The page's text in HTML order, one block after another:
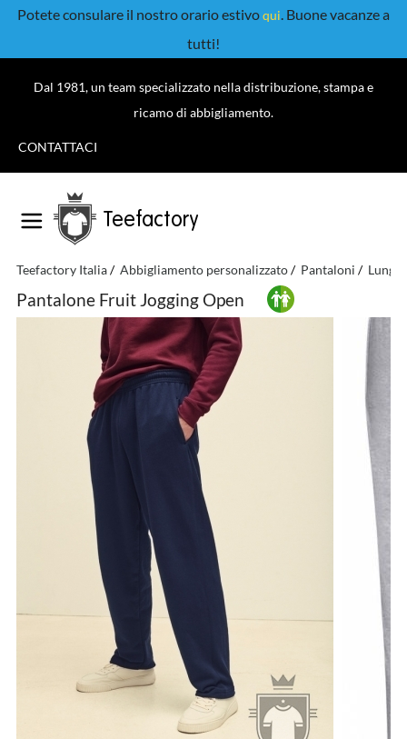
Potete consulare il nostro orario estivoqui. Buone vacanze a
tutti!
Dal 1981, un team specializzato nella distribuzione, stampa e
ricamo di abbigliamento.
CONTATTACI
Teefactory
Teefactory Italia Abbigliamento personalizzato Pantaloni Lunghi
Pantalone Fruit Jogging Open